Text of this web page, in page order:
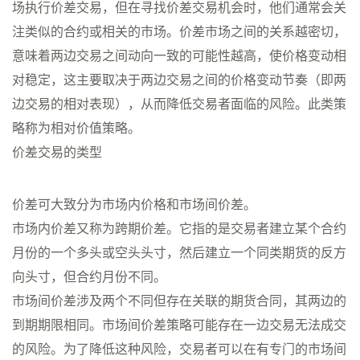
场执行价差交易，但在寻找价差交易机会时，他们通常会关
注类似的合约或相关的市场。价差市场之间的关系越密切，
意味着两边交易之间动向一致的可能性越高，使价格变动相
对稳定，这主要取决于两边交易之间的价格变动节奏（即两
边交易的相对表现），从而降低交易者面临的风险。此类策
略称为相对价值策略。
价差交易的类型
价差可大致分为市场内价格和市场间价差。
市场内价差又称为跨期价差。它指的是交易者建立某个合约
月份的一个多头或空头头寸，然后建立一个同类期货的反方
向头寸，但合约月份不同。
市场间价差涉及两个不同但存在关联的期货合同，其两边的
到期期限相同。市场间价差策略可能存在一边交易无法成交
的风险。为了降低这种风险，交易者可以在有专门的市场间